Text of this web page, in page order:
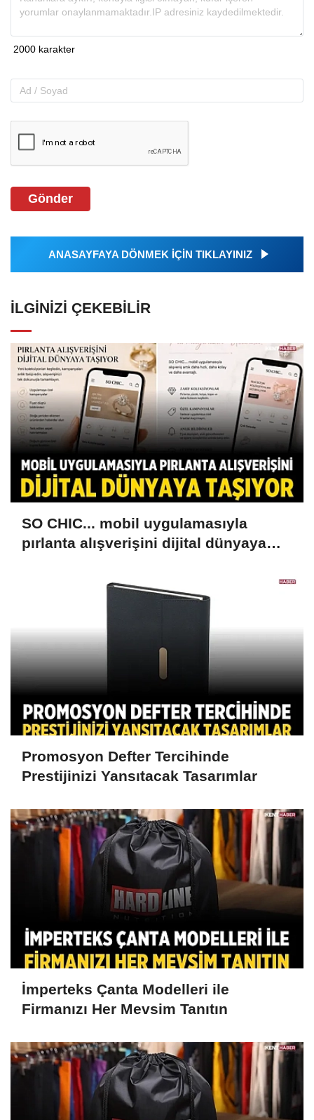
Gönder
ANASAYFAYA DÖNMEK İÇİN TIKLAYINIZ
İLGINIZI ÇEKEBILIR
SO CHIC... mobil uygulamasıyla
pırlanta alışverişini dijital dünyaya
Promosyon Defter Tercihinde
Prestijinizi Yansıtacak Tasarımlar
İmperteks Çanta Modelleri ile
Firmanızı Her Mevsim Tanıtın